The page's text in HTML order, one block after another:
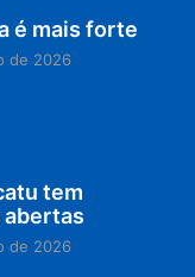
é mais forte
de 2026
tem
de 2026